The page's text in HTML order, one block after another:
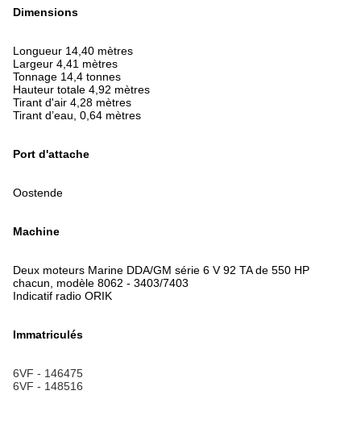
Dimensions
Longueur 14,40 mètres
Largeur 4,41 mètres
Tonnage 14,4 tonnes
Hauteur totale 4,92 mètres
Tirant d'air 4,28 mètres
Tirant d’eau, 0,64 mètres
Port d'attache
Oostende
Machine
Deux moteurs Marine DDA/GM série 6 V 92 TA de 550 HP
chacun, modèle 8062 - 3403/7403
Indicatif radio ORIK
Immatriculés
6VF - 146475
6VF - 148516